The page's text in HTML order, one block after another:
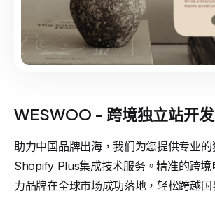
WESWOO - 跨境独立站开
助力中国品牌出海，我们为您提供专业
Shopify Plus集成技术服务。精准的跨境
力品牌在全球市场成功落地，轻松跨越国